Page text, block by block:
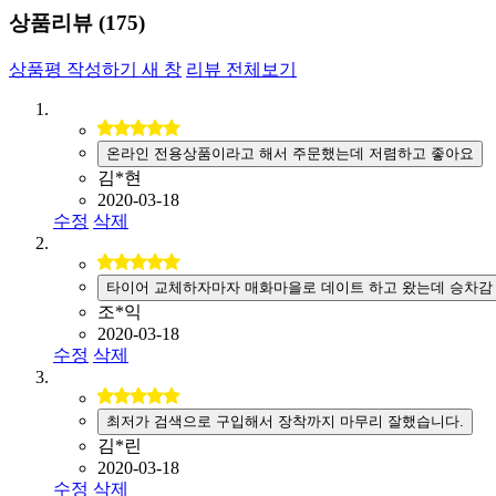
상품리뷰 (175)
상품평 작성하기 새 창 리뷰 전체보기
온라인 전용상품이라고 해서 주문했는데 저렴하고 좋아요
김*현
2020-03-18
수정 삭제
타이어 교체하자마자 매화마을로 데이트 하고 왔는데 승차
조*익
2020-03-18
수정 삭제
최저가 검색으로 구입해서 장착까지 마무리 잘했습니다.
김*린
2020-03-18
수정 삭제